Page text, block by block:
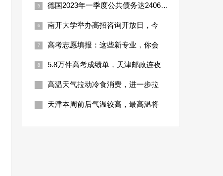
德国2023年一季度公共债务达24066亿
南开大学举办高招咨询开放日，今
高考志愿填报：这些新专业，你会
5.8万件高考成绩单，天津邮政连夜
高温天气拉动冷食消费，进一步拉
天津本周前后气温较高，最高温将